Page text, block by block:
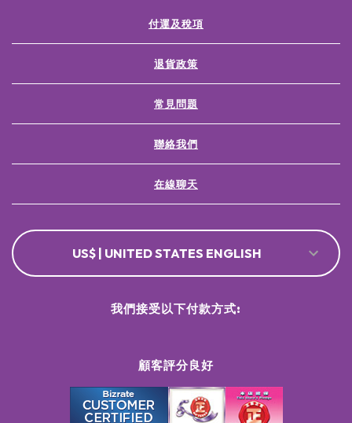
付運及稅項
退貨政策
常見問題
聯絡我們
在線聊天
US$ | UNITED STATES ENGLISH
顧客評分良好
我們接受以下付款方式: